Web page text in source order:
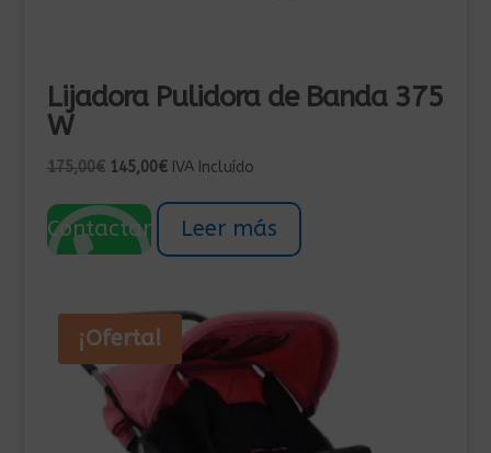
Lijadora Pulidora de Banda 375
W
175,00€ El
original
era:
145,00€El
actual
es:
IVA Incluído
Contactar Leer más
¡Oferta!